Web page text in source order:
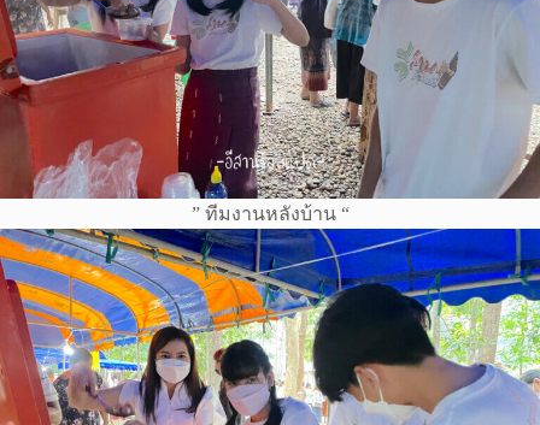
” ทีมงานหลังบ้าน “